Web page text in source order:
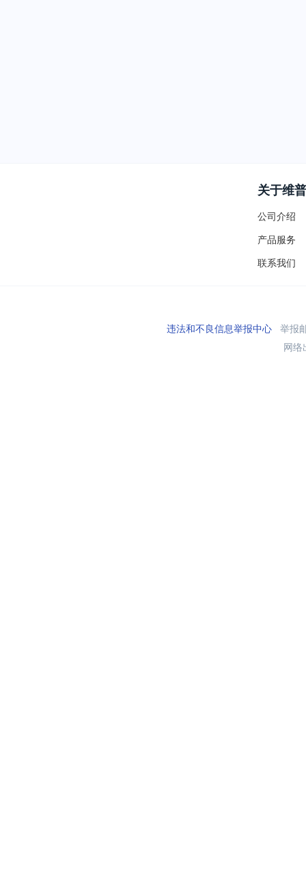
关于维普
公司介绍
产品服务
联系我们
违法和不良信息举报中心举报
网